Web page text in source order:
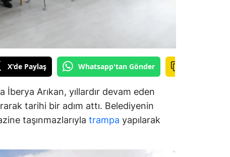
X'de Paylaş Whatsapp'tan Gönder
İberya Arıkan, yıllardır devam eden
tarihi bir adım attı. Belediyenin
taşınmazlarıyla trampa yapılarak